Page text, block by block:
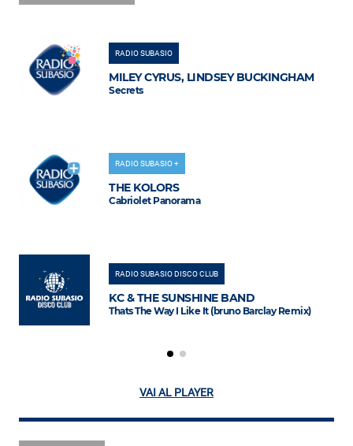
RADIO SUBASIO
MILEY CYRUS, LINDSEY BUCKINGHAM
Secrets
RADIO SUBASIO +
THE KOLORS
Cabriolet Panorama
RADIO SUBASIO DISCO CLUB
KC & THE SUNSHINE BAND
Thats The Way I Like It (bruno Barclay Remix)
VAI AL PLAYER